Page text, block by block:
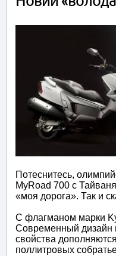
Потеснитесь,
MyRoad 700 с
«моя дорога». Так и
С флагманом марки
Современный дизайн
свойства
поллитровых